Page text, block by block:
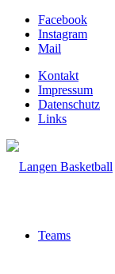
Facebook
Instagram
Mail
Kontakt
Impressum
Datenschutz
Links
Teams